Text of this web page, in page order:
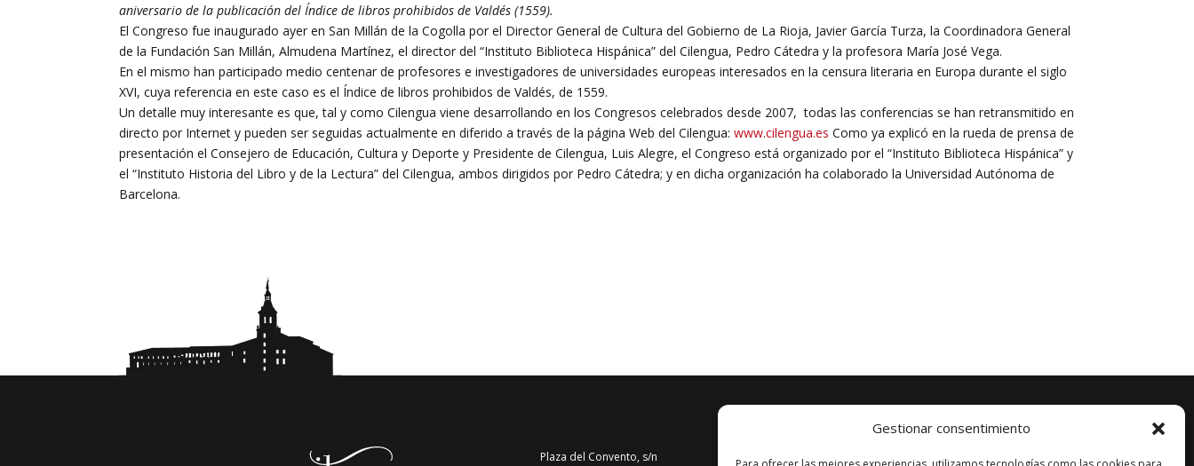
Gestionar consentimiento
aniversario de la publicación del Índice de libros prohibidos de Valdés (1559).
El Congreso fue inaugurado ayer en San Millán de la Cogolla por el Director General de Cultura del Gobierno de La Rioja, Javier García Turza, la Coordinadora General
de la Fundación San Millán, Almudena Martínez, el director del “Instituto Biblioteca Hispánica” del Cilengua, Pedro Cátedra y la profesora María José Vega.
En el mismo han participado medio centenar de profesores e investigadores de universidades europeas interesados en la censura literaria en Europa durante el siglo
XVI, cuya referencia en este caso es el Índice de libros prohibidos de Valdés, de 1559.
Un detalle muy interesante es que, tal y como Cilengua viene desarrollando en los Congresos celebrados desde 2007, todas las conferencias se han retransmitido en
directo por Internet y pueden ser seguidas actualmente en diferido a través de la página Web del Cilengua:www.cilengua.es Como ya explicó en la rueda de prensa de
presentación el Consejero de Educación, Cultura y Deporte y Presidente de Cilengua, Luis Alegre, el Congreso está organizado por el “Instituto Biblioteca Hispánica” y
el “Instituto Historia del Libro y de la Lectura” del Cilengua, ambos dirigidos por Pedro Cátedra; y en dicha organización ha colaborado la Universidad Autónoma de
Barcelona.
Plaza del Convento, s/n